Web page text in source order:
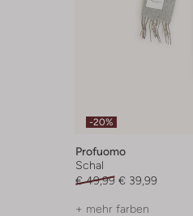
-20%
Profuomo
Schal
€ 49,99 € 39,99
+ mehr farben